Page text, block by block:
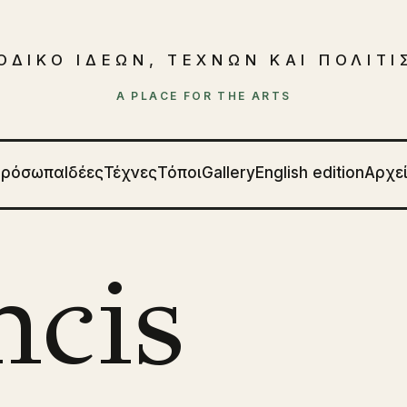
ΙΔΕΩΝ, ΤΕΧΝΩΝ ΚΑΙ
A PLACE FOR THE ARTS
ΙδέεςΤέχνεςΤόποιGalleryEnglish edition